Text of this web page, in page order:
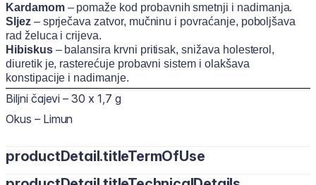
Kardamom– pomaže kod probavnih smetnji i nadimanja.
Sljez– sprječava zatvor, mučninu i povraćanje, poboljšava
rad želuca i crijeva.
Hibiskus– balansira krvni pritisak, snižava holesterol,
diuretik je, rasterećuje probavni sistem i olakšava
konstipacije i nadimanje.
Biljni čajevi – 30 x 1,7 g
Okus – Limun
productDetail.titleTermOfUse